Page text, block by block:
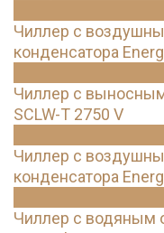
Чиллер с
конденсатора
Чиллер с
SCLW-T 2750 V
Чиллер с
конденсатора
Чиллер с водяным